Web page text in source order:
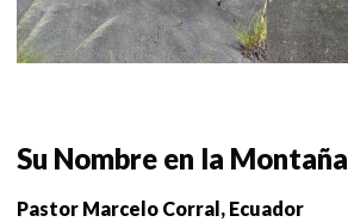
Su Nombre en la Montaña
Pastor Marcelo Corral, Ecuador